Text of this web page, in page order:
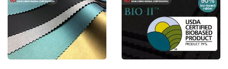
持特性により、サーマルウ
ェットスーツ素材は他の通
常の生地よりも優れてお
り、ダイビングスーツやサ